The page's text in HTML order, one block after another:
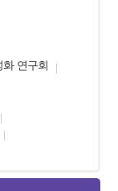
연구회